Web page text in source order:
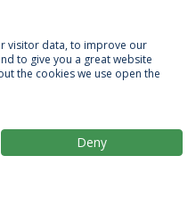
Termos & Condições
Portuguesa
visitor data, to improve our
to give you a great website
the cookies we use open the
Deny